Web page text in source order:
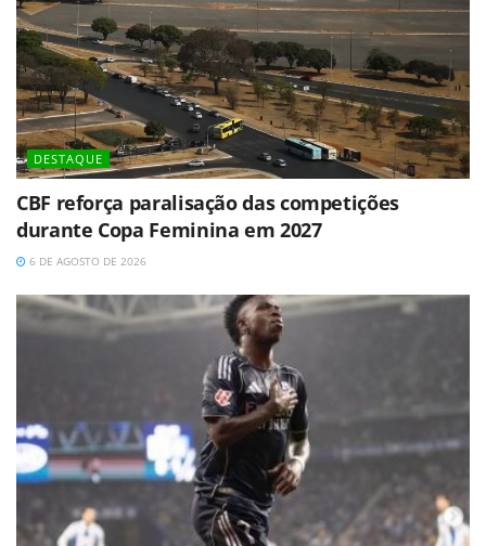
DESTAQUE
CBF reforça paralisação das competições
durante Copa Feminina em 2027
6 DE AGOSTO DE 2026